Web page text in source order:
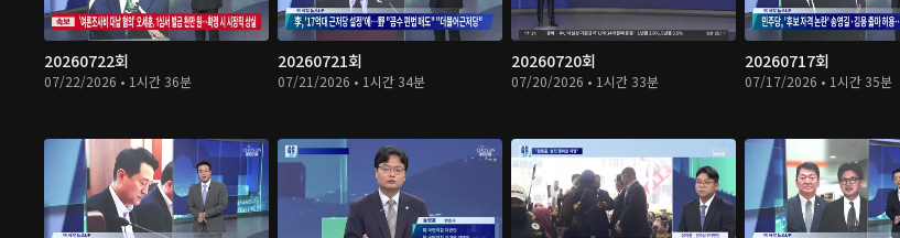
20260722회
07/22/2026 • 1시간 36분
20260721회
07/21/2026 • 1시간 34분
20260720회
07/20/2026 • 1시간 33분
20260717회
07/17/2026 • 1시간 35분